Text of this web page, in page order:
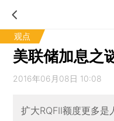
观点
美联储加息之
2016年06月08日 10:08
扩大RQFII额度更多